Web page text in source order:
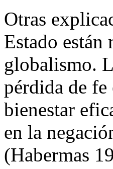
Otras
Estado están
globalismo.
pérdida de fe
bienestar
en la
(Habermas